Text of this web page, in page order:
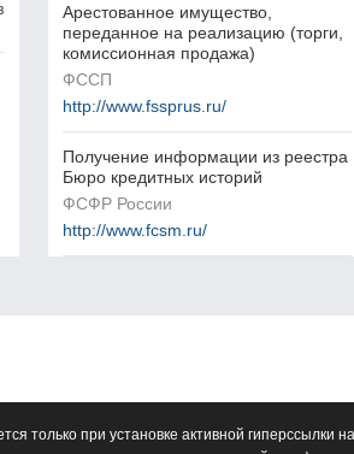
Арестованное имущество,
переданное на реализацию (торги,
комиссионная продажа)
ФССП
http://www.fssprus.ru/
Получение информации из реестра
Бюро кредитных историй
ФСФР России
http://www.fcsm.ru/
только при установке активной гиперссылки